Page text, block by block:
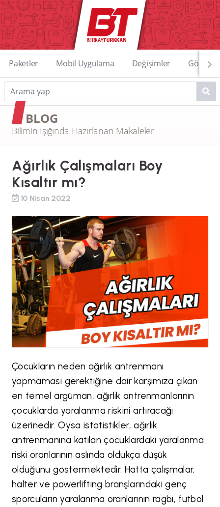
Paketler Mobil Uygulama Değişimler
BLOG
Bilimin Işığında Hazırlanan Makaleler
Ağırlık Çalışmaları Boy
Kısaltır mı?
10 Nisan 2022
Çocukların neden ağırlık antrenmanı
yapmaması gerektiğine dair karşımıza çıkan
en temel argüman, ağırlık antrenmanlarının
çocuklarda yaralanma riskini artıracağı
üzerinedir. Oysa istatistikler, ağırlık
antrenmanına katılan çocuklardaki yaralanma
riski oranlarının aslında oldukça düşük
olduğunu göstermektedir. Hatta çalışmalar,
halter ve powerlifting branşlarındaki genç
sporcuların yaralanma oranlarının ragbi, futbol